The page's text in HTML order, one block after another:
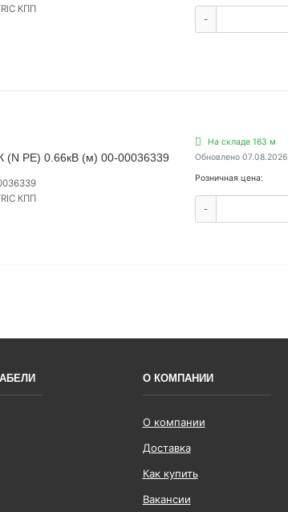
КПП
-
(N PE) 0.66кВ (м) 00-00036339
КПП
На складе 163 м
Обновлено 07.08.2026
Розничная цена:
-
О КОМПАНИИ
О компании
Доставка
Как купить
Вакансии